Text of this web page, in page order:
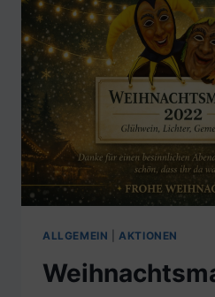
ALLGEMEIN |AKTIONEN